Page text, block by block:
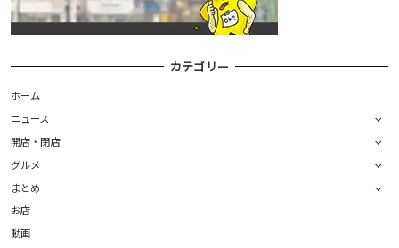
カテゴリー
ホーム
ニュース
開店・閉店
グルメ
まとめ
お店
動画